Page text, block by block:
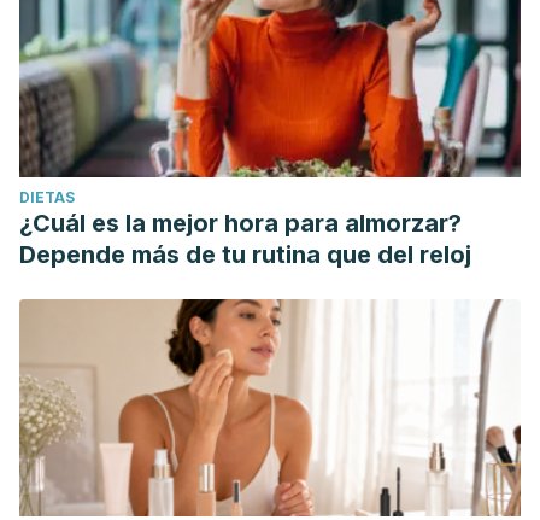
DIETAS
¿Cuál es la mejor hora para almorzar?
Depende más de tu rutina que del reloj